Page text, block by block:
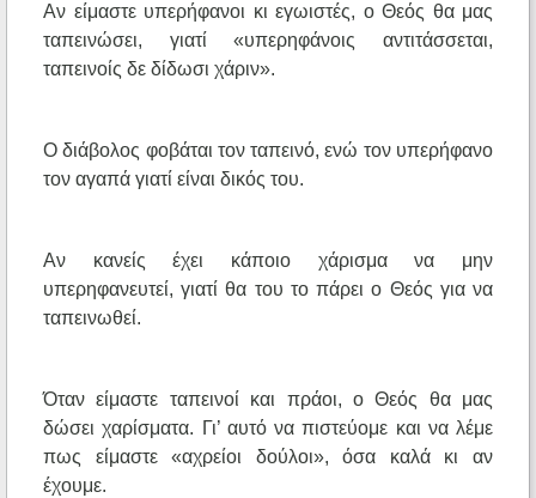
Αν είμαστε υπερήφανοι κι εγωιστές, ο Θεός θα μας
ταπεινώσει, γιατί «υπερηφάνοις αντιτάσσεται,
ταπεινοίς δε δίδωσι χάριν».
Ο διάβολος φοβάται τον ταπεινό, ενώ τον υπερήφανο
τον αγαπά γιατί είναι δικός του.
Αν κανείς έχει κάποιο χάρισμα να μην
υπερηφανευτεί, γιατί θα του το πάρει ο Θεός για να
ταπεινωθεί.
Όταν είμαστε ταπεινοί και πράοι, ο Θεός θα μας
δώσει χαρίσματα. Γι’ αυτό να πιστεύομε και να λέμε
πως είμαστε «αχρείοι δούλοι», όσα καλά κι αν
έχουμε.